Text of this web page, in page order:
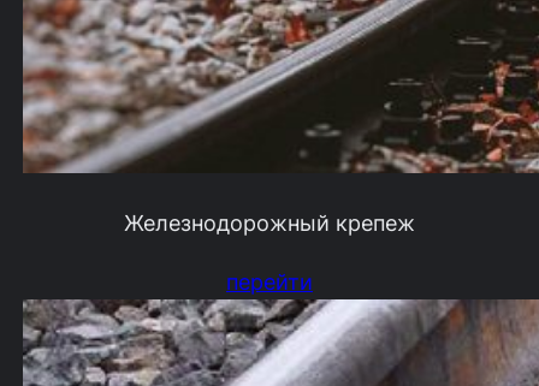
Железнодорожный крепеж
перейти